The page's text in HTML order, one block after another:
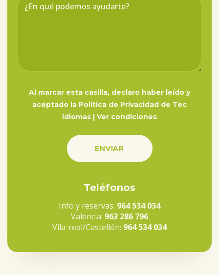
Al marcar esta casilla, declaro haber leído y
aceptado la Política de Privacidad de Tec
idiomas | Ver condiciones
Teléfonos
Info y reservas: 964 534 034
Valencia: 963 286 796
Vila-real/Castellón: 964 534 034